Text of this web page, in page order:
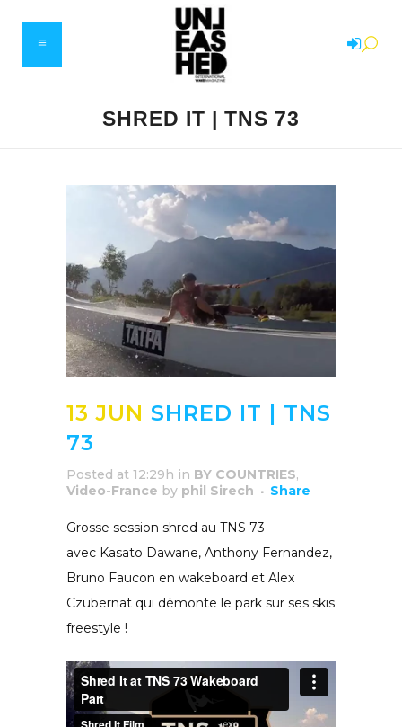
SHRED IT | TNS 73
13 JUN SHRED IT | TNS
73
Posted at 12:29h in BY COUNTRIES,
Video-France by phil Sirech Share
Grosse session shred au TNS 73
avec Kasato Dawane, Anthony Fernandez,
Bruno Faucon en wakeboard et Alex
Czubernat qui démonte le park sur ses skis
freestyle !